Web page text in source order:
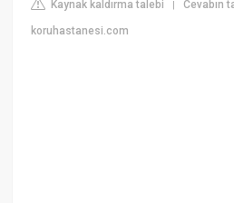
Kaynak kaldırma talebi |Cevabın
koruhastanesi.com